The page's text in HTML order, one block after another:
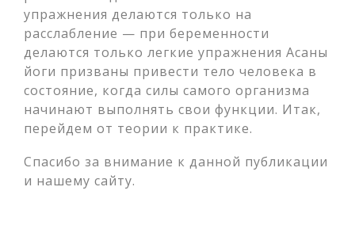
упражнения делаются только на
расслабление — при беременности
делаются только легкие упражнения Асаны
йоги призваны привести тело человека в
состояние, когда силы самого организма
начинают выполнять свои функции. Итак,
перейдем от теории к практике.
Спасибо за внимание к данной публикации
и нашему сайту.